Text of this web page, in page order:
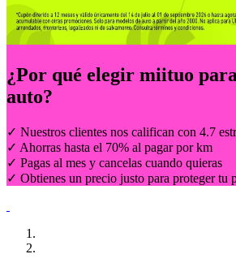
¿Por qué elegir miituo
auto?
✓ Nuestros clientes nos califican con 4.7
✓ Ahorras hasta el 70% al pagar por km
✓ Pagas al mes y cancelas cuando quieras
✓ Obtienes un precio justo para proteger tu